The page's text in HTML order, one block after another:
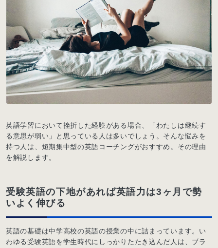
英語学習において挫折した経験がある場合、「わたしは継続す
る意思が弱い」と思っている人は多いでしょう。そんな悩みを
持つ人は、短期集中型の英語コーチングがおすすめ。その理由
を解説します。
受験英語の下地があれば英語力は3ヶ月で勢
いよく伸びる
英語の基礎は中学高校の英語の授業の中に詰まっています。い
わゆる受験英語を学生時代にしっかりたたき込んだ人は、ブラ